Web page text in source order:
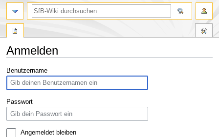
Anmelden
Zur
Navigation
springen
Zur
Suche
springen
Benutzername
Passwort
Angemeldet bleiben